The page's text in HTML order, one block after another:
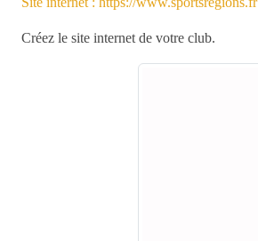
Créez le site internet de votre club.